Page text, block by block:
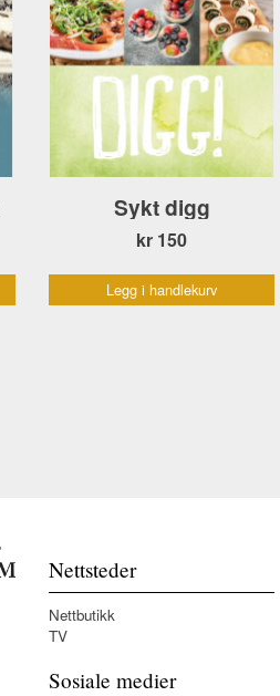
Sykt digg
kr 150
Legg i handlekurv
Nettsteder
Nettbutikk
TV
Sosiale medier